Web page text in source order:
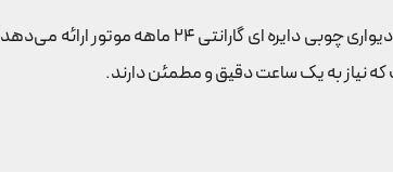
برای ساعت دیواری چوبی دایره
نیاز به یک ساعت دقیق و مطمئن دارند.